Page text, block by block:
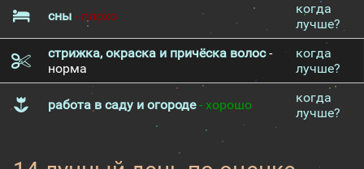
сны - плохо
когда
лучше?
стрижка, окраска и причёска волос-
норма
когда
лучше?
работа в саду и огороде- хорошо
когда
лучше?